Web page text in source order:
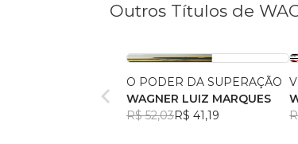
Outros Títulos de
O PODER DA SUPERAÇÃO
WAGNER LUIZ MARQUES
R$ 52,03R$ 41,19